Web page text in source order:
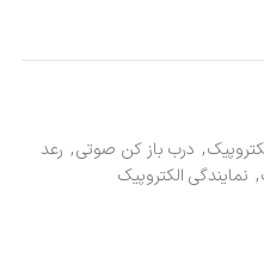
, درب باز کن صوتی, رعد
, نمایندگی الکتروپیک